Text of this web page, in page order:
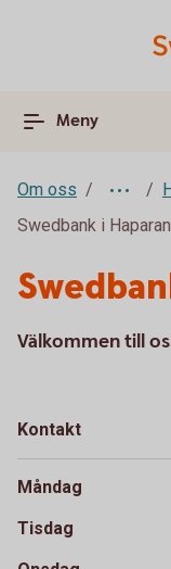
Meny
Om oss
Swedbank i
Välkommen till
Kontakt
Måndag
Tisdag